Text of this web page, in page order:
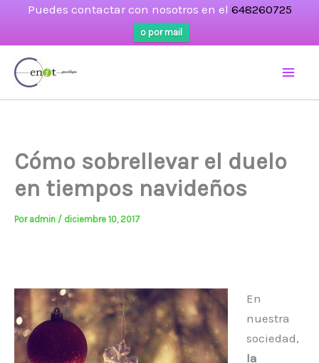
Puedes contactar con nosotros en el 648260725
o por mail
Cómo sobrellevar el duelo
en tiempos navideños
Por admin / diciembre 10, 2017
En
nuestra
sociedad,
la